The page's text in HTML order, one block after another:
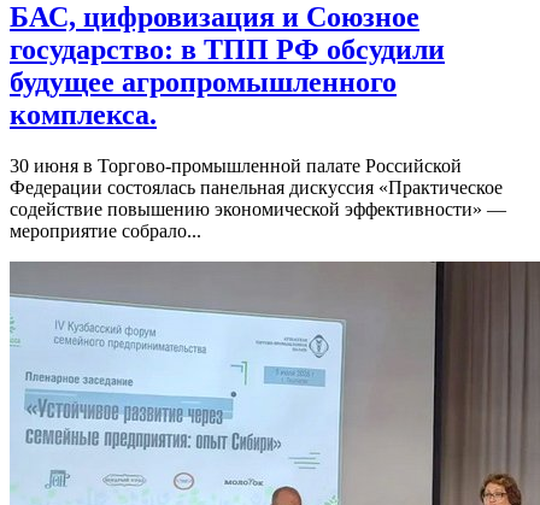
БАС, цифровизация и Союзное
государство: в ТПП РФ обсудили
будущее агропромышленного
комплекса.
30 июня в Торгово-промышленной палате Российской
Федерации состоялась панельная дискуссия «Практическое
содействие повышению экономической эффективности» —
мероприятие собрало...